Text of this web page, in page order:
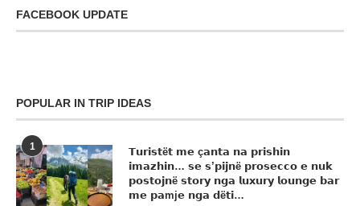
FACEBOOK UPDATE
POPULAR IN TRIP IDEAS
1
𝗧𝘂𝗿𝗶𝘀𝘁ë𝘁 𝗺𝗲 ç𝗮𝗻𝘁𝗮 𝗻𝗮 𝗽𝗿𝗶𝘀𝗵𝗶𝗻
𝗶𝗺𝗮𝘇𝗵𝗶𝗻… 𝘀𝗲 𝘀’𝗽𝗶𝗷𝗻ë 𝗽𝗿𝗼𝘀𝗲𝗰𝗰𝗼 𝗲 𝗻𝘂𝗸
𝗽𝗼𝘀𝘁𝗼𝗷𝗻ë 𝘀𝘁𝗼𝗿𝘆 𝗻𝗴𝗮 𝗹𝘂𝘅𝘂𝗿𝘆 𝗹𝗼𝘂𝗻𝗴𝗲 𝗯𝗮𝗿
𝗺𝗲 𝗽𝗮mj𝗲 𝗻𝗴𝗮 𝗱ë𝘁𝗶…